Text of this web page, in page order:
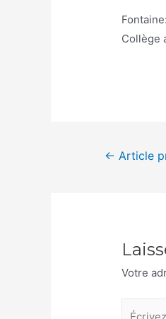
Fontaine:
Collège
Navigation
← Article
Votre
Écrivez